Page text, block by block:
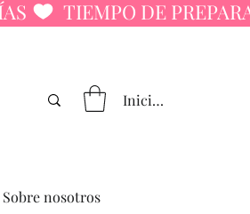
Iniciar sesión
Sobre nosotros